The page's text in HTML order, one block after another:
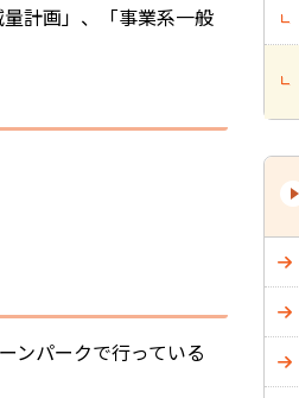
計画」、「事業系一般
ンパークで行っている